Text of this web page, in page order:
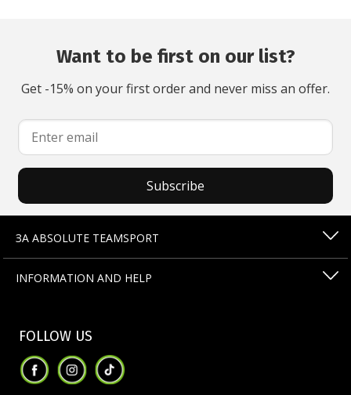
Want to be first on our list?
Get -15% on your first order and never miss an offer.
Subscribe
ЗА ABSOLUTE TEAMSPORT
INFORMATION AND HELP
FOLLOW US